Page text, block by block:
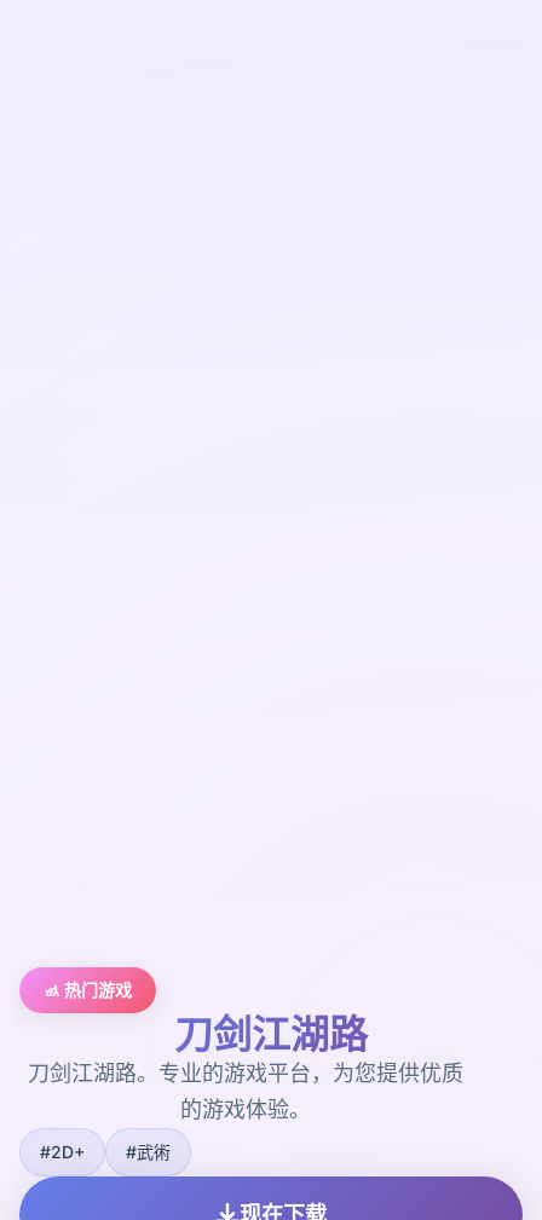
🚮 热门游戏
刀剑江湖路
刀剑江湖路。专业的游戏平台，为您提供优质
的游戏体验。
#2D+ #武術
现在下载